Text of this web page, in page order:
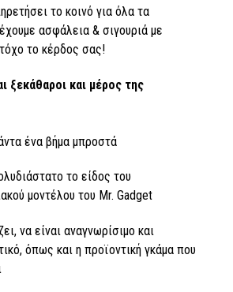
το κοινό για όλα τα
ασφάλεια & σιγουριά με
το κέρδος σας!
ξεκάθαροι και μέρος της
ένα βήμα μπροστά
το είδος του
μοντέλου του Mr. Gadget
να είναι αναγνωρίσιμο και
όπως και η προϊοντική γκάμα που